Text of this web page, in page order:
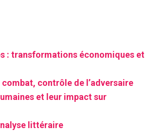
: transformations économiques et
combat, contrôle de l’adversaire
et leur impact sur
littéraire